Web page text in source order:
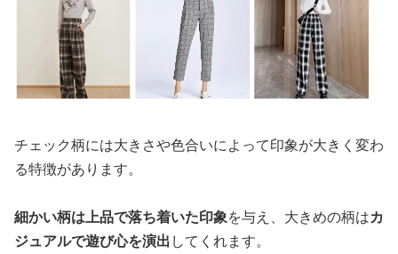
チェック柄には大きさや色合いによって印象が大きく変わ
る特徴があります。
細かい柄は上品で落ち着いた印象を与え、大きめの柄はカ
ジュアルで遊び心を演出してくれます。